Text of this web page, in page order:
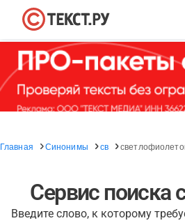
Главная Синонимы св
Сервис поиска
Введите слово, к которому